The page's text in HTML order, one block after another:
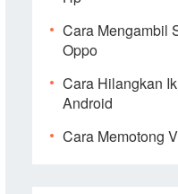
Cara Mengambil
Oppo
Cara Hilangkan
Android
Cara Memotong